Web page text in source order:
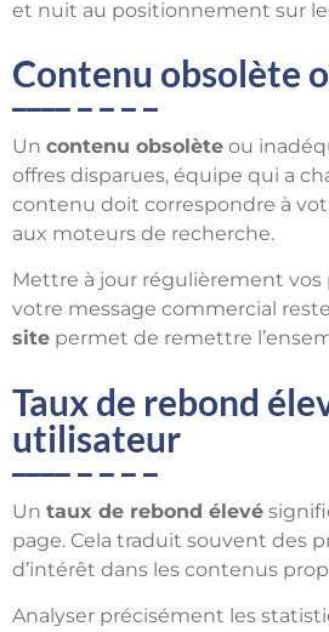
et nuit au positionnement sur
Contenu obsolète
Un contenu obsolète ou
offres disparues, équipe qui a
contenu doit correspondre à
aux moteurs de recherche.
Mettre à jour régulièrement vos
votre message commercial
site permet de remettre
Taux de rebond
utilisateur
Un taux de rebond élevé
page. Cela traduit souvent des
d’intérêt dans les contenus
Analyser précisément les